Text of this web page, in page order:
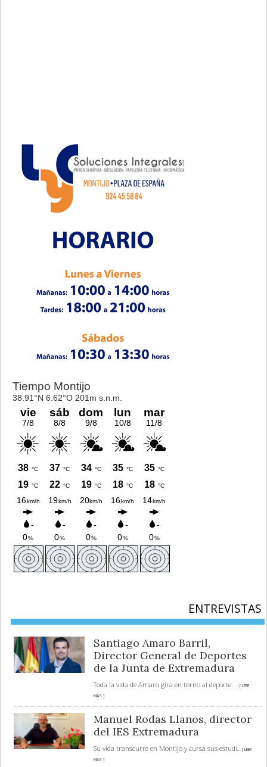
ENTREVISTAS
Santiago Amaro Barril,
Director General de Deportes
de la Junta de Extremadura
Toda la vida de Amaro gira en torno al deporte.
... [ LEER
MÁS ]
Manuel Rodas Llanos, director
del IES Extremadura
Su vida transcurre en Montijo y cursa sus estudi... [ LEER
MÁS ]